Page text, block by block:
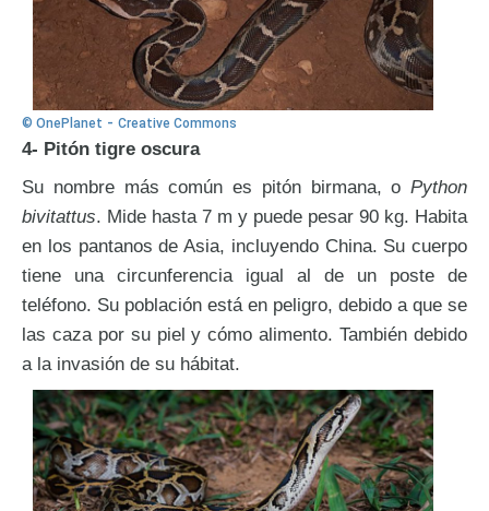
© OnePlanet - Creative Commons
4- Pitón tigre oscura
Su nombre más común es pitón birmana, o Python
bivitattus. Mide hasta 7 m y puede pesar 90 kg. Habita
en los pantanos de Asia, incluyendo China. Su cuerpo
tiene una circunferencia igual al de un poste de
teléfono. Su población está en peligro, debido a que se
las caza por su piel y cómo alimento. También debido
a la invasión de su hábitat.